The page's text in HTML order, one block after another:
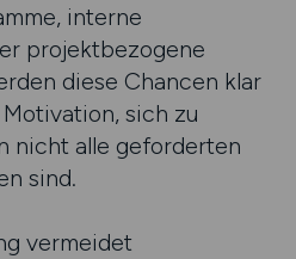
interne
projektbezogene
diese Chancen klar
sich zu
nicht alle geforderten
sind.
vermeidet